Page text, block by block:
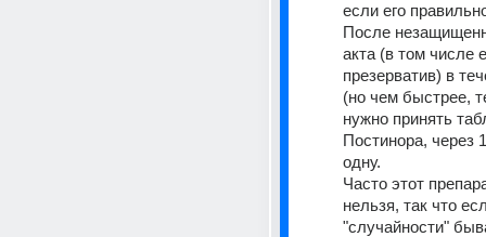
если его
После
акта (в том числе
презерватив) в
(но чем быстрее,
нужно принять
Постинора, через
одну.
Часто этот
нельзя, так что
"случайности"